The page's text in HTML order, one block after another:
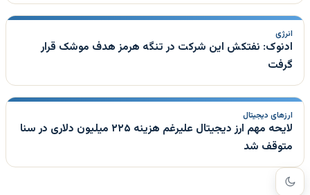
انرژی
ادنوک: نفتکش این شرکت در تنگه هرمز هدف موشک قرار
گرفت
ارزهای دیجیتال
لایحه مهم ارز دیجیتال علیرغم هزینه ۲۲۵ میلیون دلاری در سنا
متوقف شد